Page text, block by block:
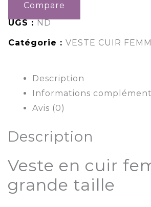
Compare
UGS :ND
Catégorie : VESTE CUIR
Description
Informations
Avis (0)
Description
Veste en cuir
grande taille